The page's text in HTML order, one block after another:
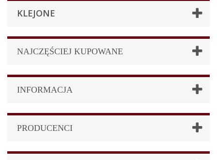
KLEJONE
NAJCZĘŚCIEJ KUPOWANE
INFORMACJA
PRODUCENCI